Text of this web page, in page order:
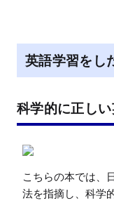
英語学習をし
科学的に正し
こちらの本では、
法を指摘し、科学